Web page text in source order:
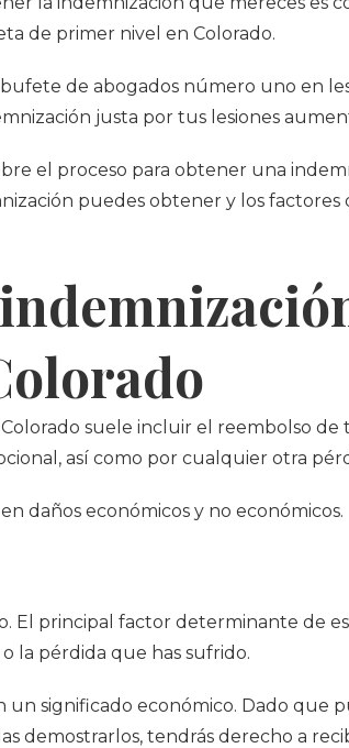
de primer nivel en Colorado.
de abogados número uno en
justa por tus lesiones
el proceso para obtener una
puedes obtener y los
suele incluir el reembolso de
así como por cualquier otra
daños económicos y no económicos.
El principal factor determinante de
la pérdida que has sufrido.
significado económico. Dado que
demostrarlos, tendrás derecho a